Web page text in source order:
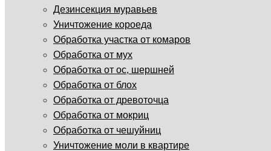
Дезинсекция муравьев
Уничтожение короеда
Обработка участка от комаров
Обработка от мух
Обработка от ос, шершней
Обработка от блох
Обработка от древоточца
Обработка от мокриц
Обработка от чешуйниц
Уничтожение моли в квартире